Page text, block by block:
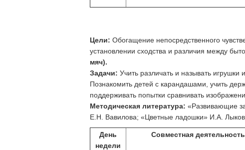
Цели: Обогащение непосредственного
установлении сходства и различия между
мяч).
Задачи: Учить различать и называть игрушки
Познакомить детей с карандашами, учить
поддерживать попытки сравнивать
Методическая литература: «Развивающие
Е.Н. Вавилова; «Цветные ладошки» И.А.
День
недели
Совместная деятельность